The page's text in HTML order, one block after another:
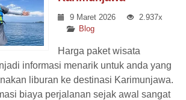
9 Maret 2026
2.937x
Blog
Harga paket wisata
informasi menarik untuk anda yang
liburan ke destinasi Karimunjawa.
biaya perjalanan sejak awal sangat